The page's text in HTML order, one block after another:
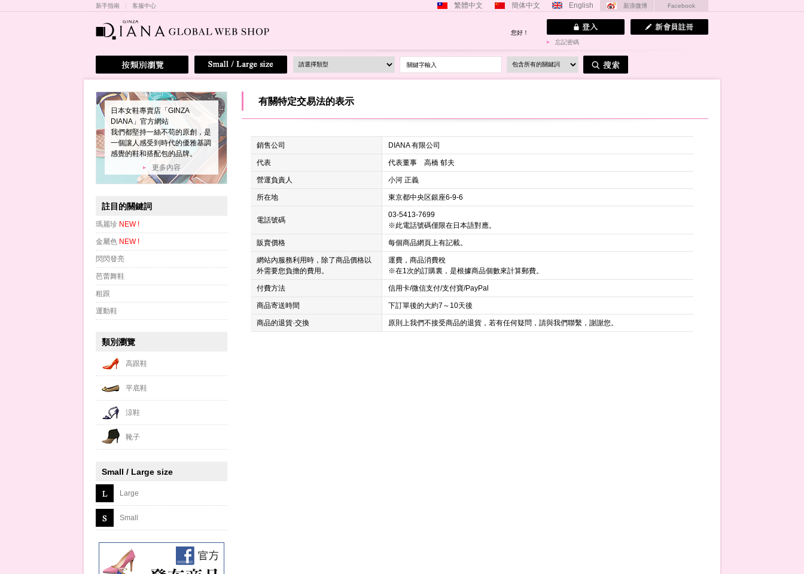
新手指南 客服中心 繁體中文 簡体中文 English 新浪微博 Facebook
您好！
忘記密碼
關鍵字輸入
有關特定交易法的表示
銷售公司 DIANA 有限公司
代表 代表董事 高橋 郁夫
營運負責人 小河 正義
所在地 東京都中央区銀座6-9-6
電話號碼
03-5413-7699
※此電話號碼僅限在日本語對應。
販賣價格 每個商品網頁上有記載。
網站內服務利用時，除了商品價格以
外需要您負擔的費用。
運費，商品消費稅
※在1次的訂購裏，是根據商品個數來計算郵費。
付費方法 信用卡/微信支付/支付寶/PayPal
商品寄送時間 下訂單後的大約7～10天後
商品的退貨·交換 原則上我們不接受商品的退貨，若有任何疑問，請與我們聯繫，謝謝您。
日本女鞋專賣店「GINZA
DIANA」官方網站
我們都堅持一絲不苟的原創，是
一個讓人感受到時代的優雅基調
感覺的鞋和搭配包的品牌。
更多內容
註目的關鍵詞
瑪麗珍 NEW !
金屬色 NEW !
閃閃發亮
芭蕾舞鞋
粗跟
運動鞋
類別瀏覽
高跟鞋
平底鞋
涼鞋
靴子
Small / Large size
Large
Small